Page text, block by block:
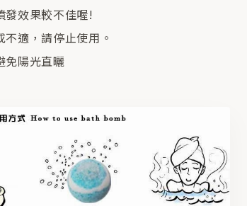
發效果較不佳喔!
適，請停止使用。
免陽光直曬